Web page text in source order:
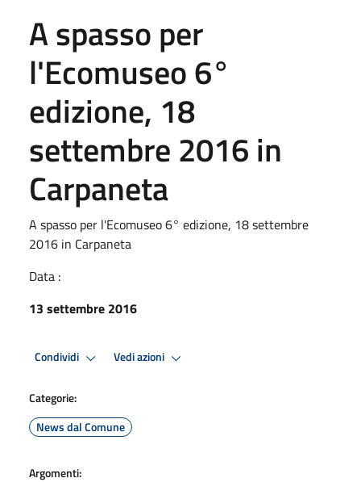
A spasso per
l'Ecomuseo 6°
edizione, 18
settembre 2016 in
Carpaneta
A spasso per l'Ecomuseo 6° edizione, 18 settembre
2016 in Carpaneta
Data :
13 settembre 2016
Condividi Vedi azioni
Categorie:
News dal Comune
Argomenti: